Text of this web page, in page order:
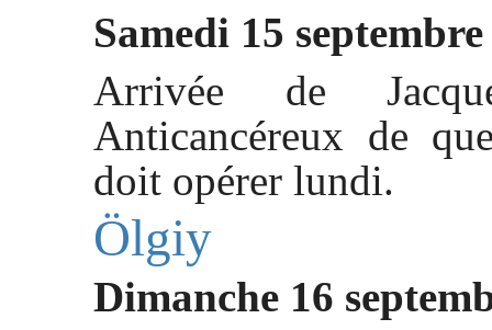
Samedi 15 septembre
Arrivée de
Anticancéreux de
doit opérer lundi.
Ölgiy
Dimanche 16